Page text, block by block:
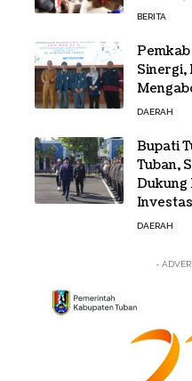
BERITA
Sinergi,
DAERAH
Bupati
Tuban,
Dukung
DAERAH
-